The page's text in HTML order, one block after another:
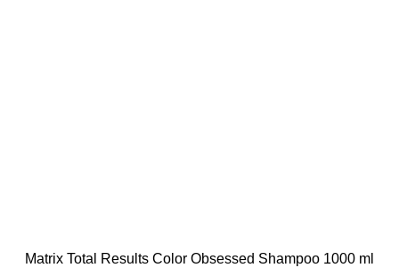
Matrix Total Results Color Obsessed Shampoo 1000 ml